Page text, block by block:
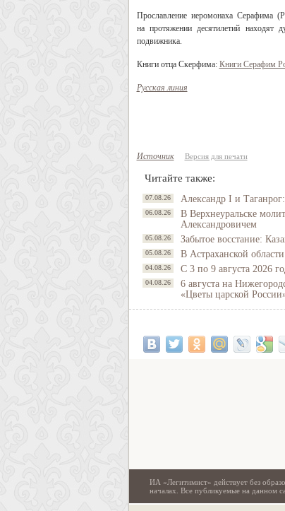
Прославление иеромонаха Серафима
на протяжении десятилетий находят
подвижника.
Книги отца Скерфима: Книги Серафим
Русская линия
Источник Версия для печати
Читайте также:
07.08.26 Александр I и
06.08.26
В Верхнеуральске
Александровичем
05.08.26 Забытое восстание:
05.08.26 В Астраханской
04.08.26 С 3 по 9 августа 2026
04.08.26
6 августа на
«Цветы царской
ИА «Легитимист» действует без
началах. Все публикуемые на данном